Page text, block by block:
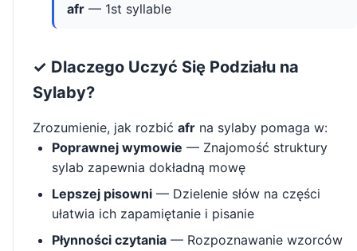
afr — 1st syllable
✓ Dlaczego Uczyć Się Podziału na
Sylaby?
Zrozumienie, jak rozbić afr na sylaby pomaga w:
Poprawnej wymowie — Znajomość struktury
sylab zapewnia dokładną mowę
Lepszej pisowni — Dzielenie słów na części
ułatwia ich zapamiętanie i pisanie
Płynności czytania — Rozpoznawanie wzorców